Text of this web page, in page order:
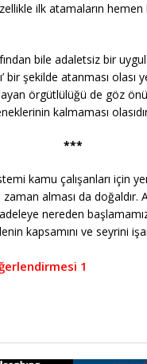
ilk atamaların
bile adaletsiz bir
bir şekilde atanması olası
örgütlülüğü de göz
kalmaması
***
kamu çalışanları için
alması da doğaldır.
nereden
kapsamını ve seyrini
1